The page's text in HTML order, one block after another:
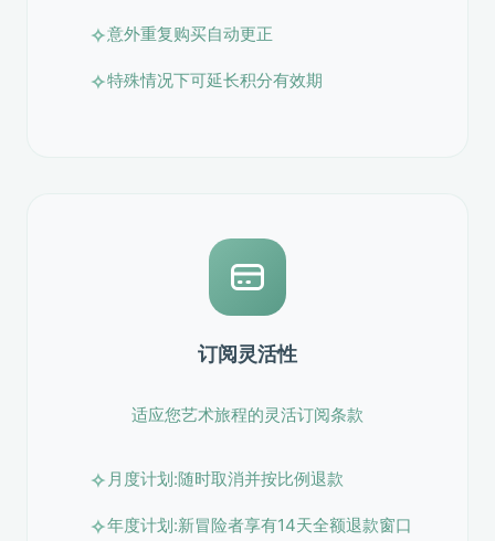
意外重复购买自动更正
特殊情况下可延长积分有效期
订阅灵活性
适应您艺术旅程的灵活订阅条款
月度计划:随时取消并按比例退款
年度计划:新冒险者享有14天全额退款窗口